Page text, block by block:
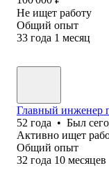
Не ищет работу
Общий опыт
33 года 1 месяц
Главный инженер
52 года • Был
Активно ищет
Общий опыт
32 года 10 месяцев